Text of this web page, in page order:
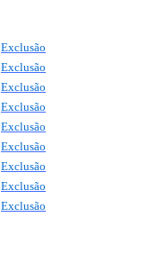
Exclusão
Exclusão
Exclusão
Exclusão
Exclusão
Exclusão
Exclusão
Exclusão
Exclusão